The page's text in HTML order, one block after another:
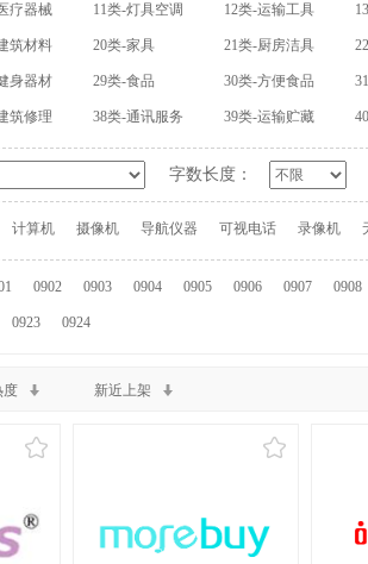
疗器械 11类-灯具空调 12类-运输工具
筑材料 20类-家具 21类-厨房洁具
身器材 29类-食品 30类-方便食品
筑修理 38类-通讯服务 39类-运输贮藏
字数长度：
计算机 摄像机 导航仪器 可视电话 录像机
0902 0903 0904 0905 0906 0907 0908
0923 0924
度 新近上架